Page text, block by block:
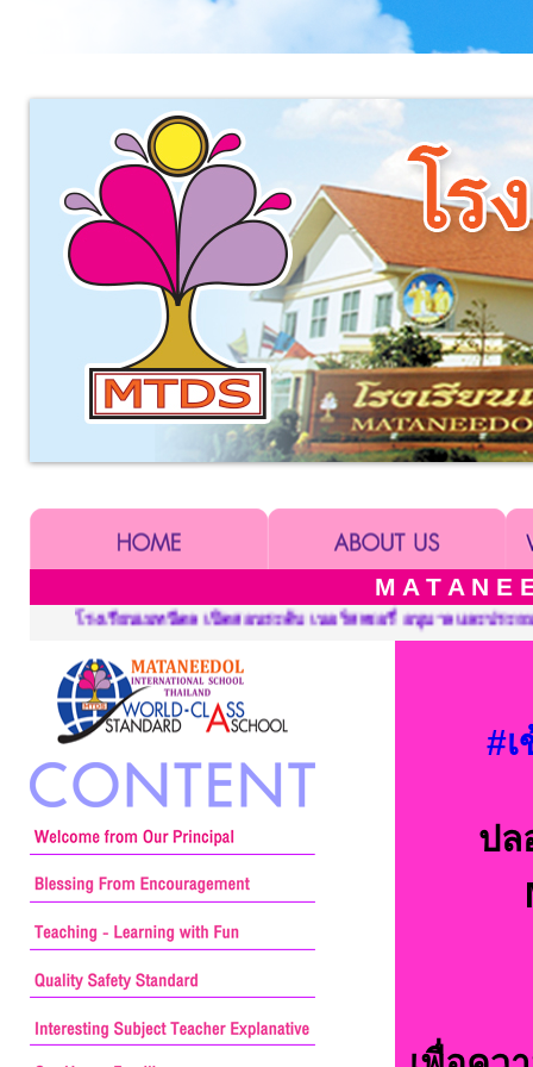
M A T A N E
ดับ เนอร์สเซอรี่ อนุบาลและประถมศึกษา ::: Mataneedol School,
#
ปล